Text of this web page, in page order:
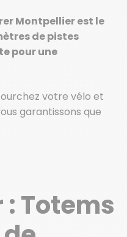
Montpellier est le
de pistes
pour une
votre vélo et
garantissons que
Totems